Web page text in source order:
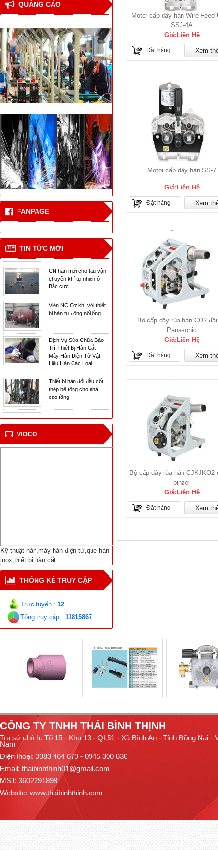
QUẢNG CÁO
FANPAGE
TIN TỨC MỚI
Thiết bị hàn đối đầu cốt
thép bê tông cho nhà
Công nghệ hàn laser
CN hàn mới cho tàu vận
chuyển khí tự nhiên ở
Bắc cực
bị hàn tự động nối ống
Trì-Thiết Bị Hàn Cắt-
Máy Hàn Điện Tử-Vật
Liệu Hàn Các Loại
Thiết bị hàn đối đầu cốt
thép bê tông cho nhà
cao tầng
mới
chuyển khí tự nhiên ở
VIDEO
Kỹ thuật hàn,máy hàn điện tử,que hàn
inox,thiết bị hàn cắt
THỐNG KÊ TRUY CẬP
Trực tuyến :12
Tổng truy cập :11815867
Motor cấp dây hàn Wire Feed
SSJ-4A
Giá:Liên Hệ
Đặt hàng Xem
Motor cấp dây hàn SS-7
Giá:Liên Hệ
Đặt hàng Xem
Bộ cấp dây rùa hàn CO2
Panasonic
Giá:Liên Hệ
Đặt hàng Xem
Bộ cấp dây rùa hàn CJKJKO2
binzel
Giá:Liên Hệ
Đặt hàng Xem
CÔNG TY TNHH THÁI BÌNH THỊNH
Trụ sở chính: Tổ 15 - Khu 13 - QL51 - Xã Bình An - Tỉnh Đồng Nai -
Nam
Điện thoại: 0983 464 679 - 0945 300 830
Email: thaibinhthinh01@gmail.com
MST: 3602291898
Website: www.thaibinhthinh.com